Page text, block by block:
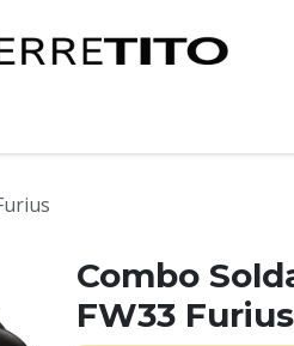
Combo
FW33 Furius